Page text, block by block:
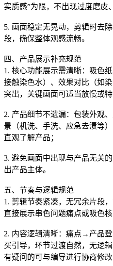
实质感”为限，不出现过度磨皮
5. 画面稳定无晃动，剪辑时去
段，确保整体观感流畅。
四、产品展示补充规范
1. 核心功能展示需清晰：吸色
接触染色水）、效果对比（如
突出，关键画面可适当放慢或特
2. 产品细节不遗漏：包装外观
景（机洗、手洗、应急去渍等
直观了解产品；
3. 避免画面中出现与产品无关
出产品主体。
五、节奏与逻辑规范
1. 剪辑节奏紧凑，无冗余片段
直接展示串色问题痛点或吸色核
2. 内容逻辑清晰：痛点→产品
买引导，环节过渡自然，无逻
有疑问的可与编导进行协商修改